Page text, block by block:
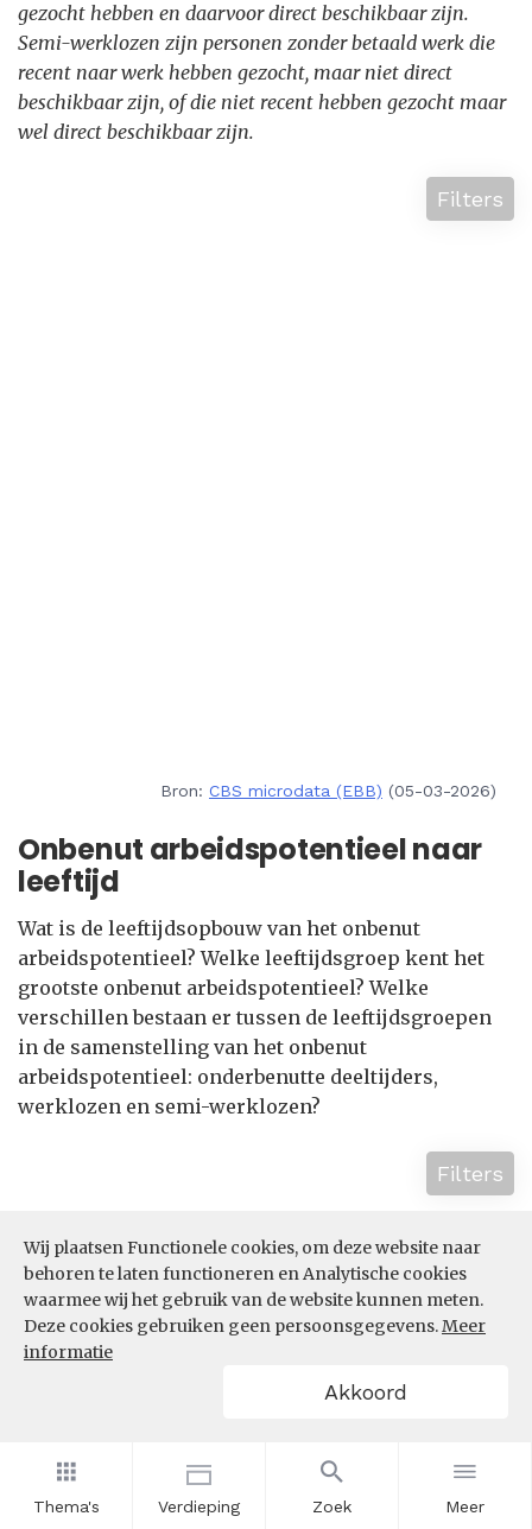
Thema's Verdieping Zoek Meer
Wij plaatsen Functionele cookies, om deze website naar
behoren te laten functioneren en Analytische cookies
waarmee wij het gebruik van de website kunnen meten.
Deze cookies gebruiken geen persoonsgegevens.Meer
informatie
Akkoord
gezocht hebben en daarvoor direct beschikbaar zijn.
Semi-werklozen zijn personen zonder betaald werk die
recent naar werk hebben gezocht, maar niet direct
beschikbaar zijn, of die niet recent hebben gezocht maar
wel direct beschikbaar zijn.
Filters
Bron: CBS microdata (EBB) (05-03-2026)
Onbenut arbeidspotentieel naar
leeftijd
Wat is de leeftijdsopbouw van het onbenut
arbeidspotentieel? Welke leeftijdsgroep kent het
grootste onbenut arbeidspotentieel? Welke
verschillen bestaan er tussen de leeftijdsgroepen
in de samenstelling van het onbenut
arbeidspotentieel: onderbenutte deeltijders,
werklozen en semi-werklozen?
Filters